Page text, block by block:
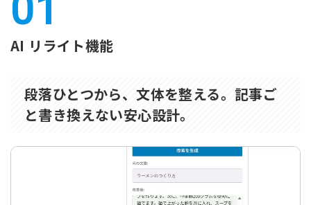
AI リライト機能
段落ひとつから、文体を整える。記事ご
と書き換えない安心設計。